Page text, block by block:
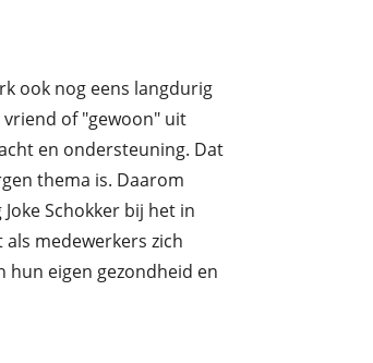
ook nog eens langdurig
of "gewoon" uit
en ondersteuning. Dat
thema is. Daarom
Schokker bij het in
medewerkers zich
hun eigen gezondheid en